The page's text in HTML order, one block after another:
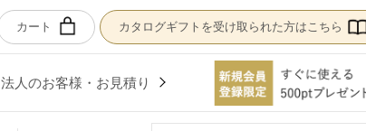
カート カタログギフトを受け取られた方はこちら
法人のお客様・お見積り